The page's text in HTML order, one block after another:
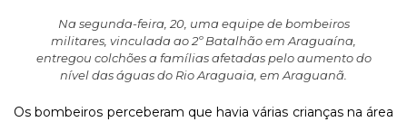
Na segunda-feira, 20, uma equipe de bombeiros
militares, vinculada ao 2º Batalhão em Araguaína,
entregou colchões a famílias afetadas pelo aumento do
nível das águas do Rio Araguaia, em Araguanã.
Os bombeiros perceberam que havia várias crianças na área